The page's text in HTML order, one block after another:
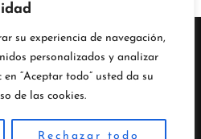
su experiencia de navegación,
personalizados y analizar
“Aceptar todo” usted da su
de las cookies.
Rechazar todo